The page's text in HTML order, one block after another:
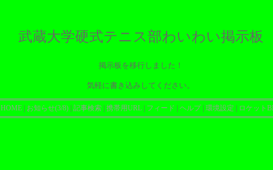
武蔵大学硬式テニス部わいわい掲示板
掲示板を移行しました！
気軽に書き込みしてください。
HOME お知らせ(3/8) 記事検索 携帯用URL フィード ヘルプ| 環境設定 ロケット